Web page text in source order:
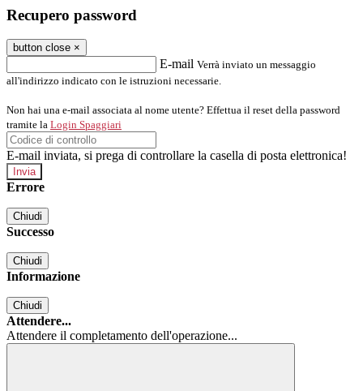
Recupero password
button close ×
E-mail Verrà inviato un messaggio
all'indirizzo indicato con le istruzioni necessarie.
Non hai una e-mail associata al nome utente? Effettua il reset della password
tramite la Login Spaggiari
E-mail inviata, si prega di controllare la casella di posta elettronica!
Errore
Chiudi
Successo
Chiudi
Informazione
Chiudi
Attendere...
Attendere il completamento dell'operazione...